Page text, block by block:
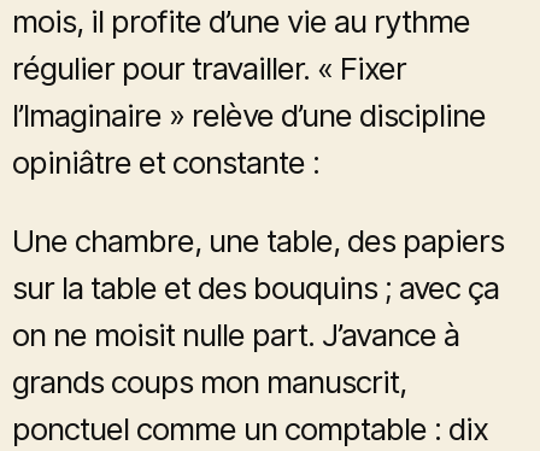
mois, il profite d’une vie au rythme
régulier pour travailler. « Fixer
l’Imaginaire » relève d’une discipline
opiniâtre et constante :
Une chambre, une table, des papiers
sur la table et des bouquins ; avec ça
on ne moisit nulle part. J’avance à
grands coups mon manuscrit,
ponctuel comme un comptable : dix